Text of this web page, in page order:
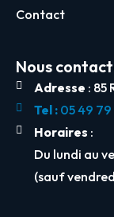
Contact
Nous
Adresse : 85
Tel :05 49 79
Horaires :
Du lundi au
(sauf